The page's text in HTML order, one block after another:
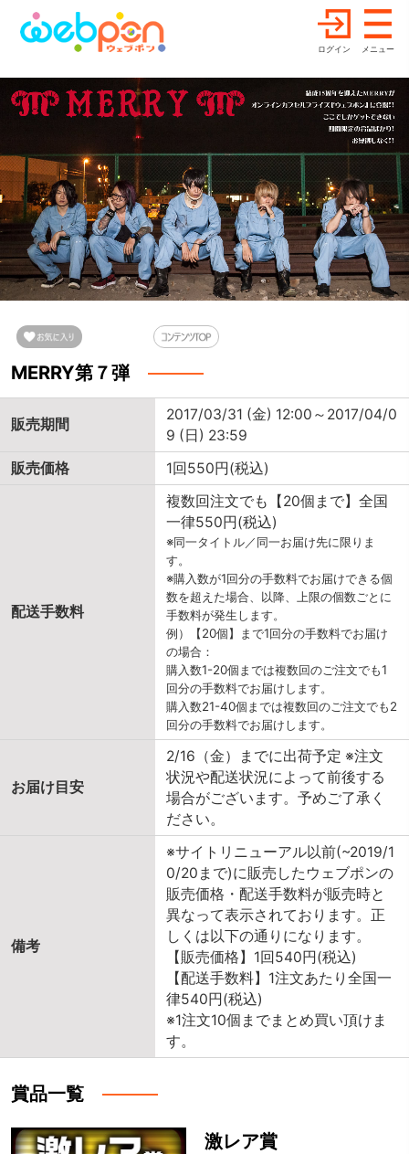
ログイン メニュー
MERRY第７弾
販売期間
2017/03/31 (金) 12:00～2017/04/0
9 (日) 23:59
販売価格
1回550円(税込)
配送手数料
複数回注文でも【20個まで】全国
一律550円(税込)
※同一タイトル／同一お届け先に限りま
す。
※購入数が1回分の手数料でお届けできる個
数を超えた場合、以降、上限の個数ごとに
手数料が発生します。
例）【20個】まで1回分の手数料でお届け
の場合：
購入数1-20個までは複数回のご注文でも1
回分の手数料でお届けします。
購入数21-40個までは複数回のご注文でも2
回分の手数料でお届けします。
お届け目安
2/16（金）までに出荷予定 ※注文
状況や配送状況によって前後する
場合がございます。予めご了承く
ださい。
備考
※サイトリニューアル以前(~2019/1
0/20まで)に販売したウェブポンの
販売価格・配送手数料が販売時と
異なって表示されております。正
しくは以下の通りになります。
【販売価格】1回540円(税込)
【配送手数料】1注文あたり全国一
律540円(税込)
※1注文10個までまとめ買い頂けま
す。
賞品一覧
激レア賞